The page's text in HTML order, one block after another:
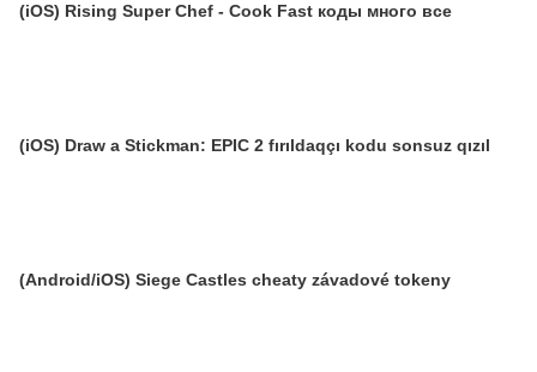
(iOS) Rising Super Chef - Cook Fast коды много все
(iOS) Draw a Stickman: EPIC 2 fırıldaqçı kodu sonsuz qızıl
(Android/iOS) Siege Castles cheaty závadové tokeny